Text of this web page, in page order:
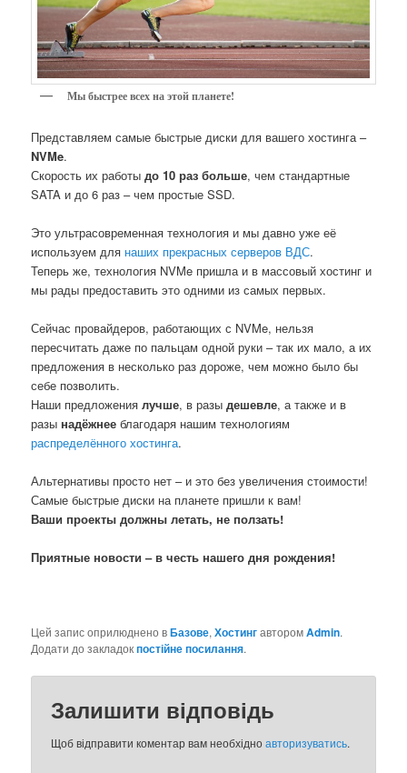
Мы быстрее всех на этой планете!
Представляем самые быстрые диски для вашего хостинга –
NVMe.
Скорость их работыдо 10 раз больше, чем стандартные
SATA и до 6 раз – чем простые SSD.
Это ультрасовременная технология и мы давно уже её
используем для наших прекрасных серверов ВДС.
Теперь же, технология NVMe пришла и в массовый хостинг и
мы рады предоставить это одними из самых первых.
Сейчас провайдеров, работающих с NVMe, нельзя
пересчитать даже по пальцам одной руки – так их мало, а их
предложения в несколько раз дороже, чем можно было бы
себе позволить.
Наши предложениялучше, в разыдешевле, а также и в
разы надёжнееблагодаря нашим технологиям
распределённого хостинга.
Альтернативы просто нет – и это без увеличения стоимости!
Самые быстрые диски на планете пришли к вам!
Ваши проекты должны летать, не ползать!
Приятные новости – в честь нашего дня рождения!
Цей запис оприлюднено вБазове,ХостингавторомAdmin.
Додати до закладокпостійне посилання.
Залишити відповідь
Щоб відправити коментар вам необхідноавторизуватись.